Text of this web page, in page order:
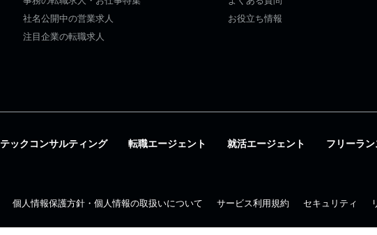
社名公開中の営業求人
注目企業の転職求人
お役立ち情報
テックコンサルティング 転職エージェント 就活エージェント フリーラン
個人情報保護方針・個人情報の取扱いについて サービス利用規約 セキュリティ